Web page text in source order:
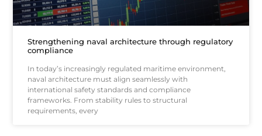
Strengthening naval architecture through regulatory
compliance
In today’s increasingly regulated maritime environment,
naval architecture must align seamlessly with
international safety standards and compliance
frameworks. From stability rules to structural
requirements, every